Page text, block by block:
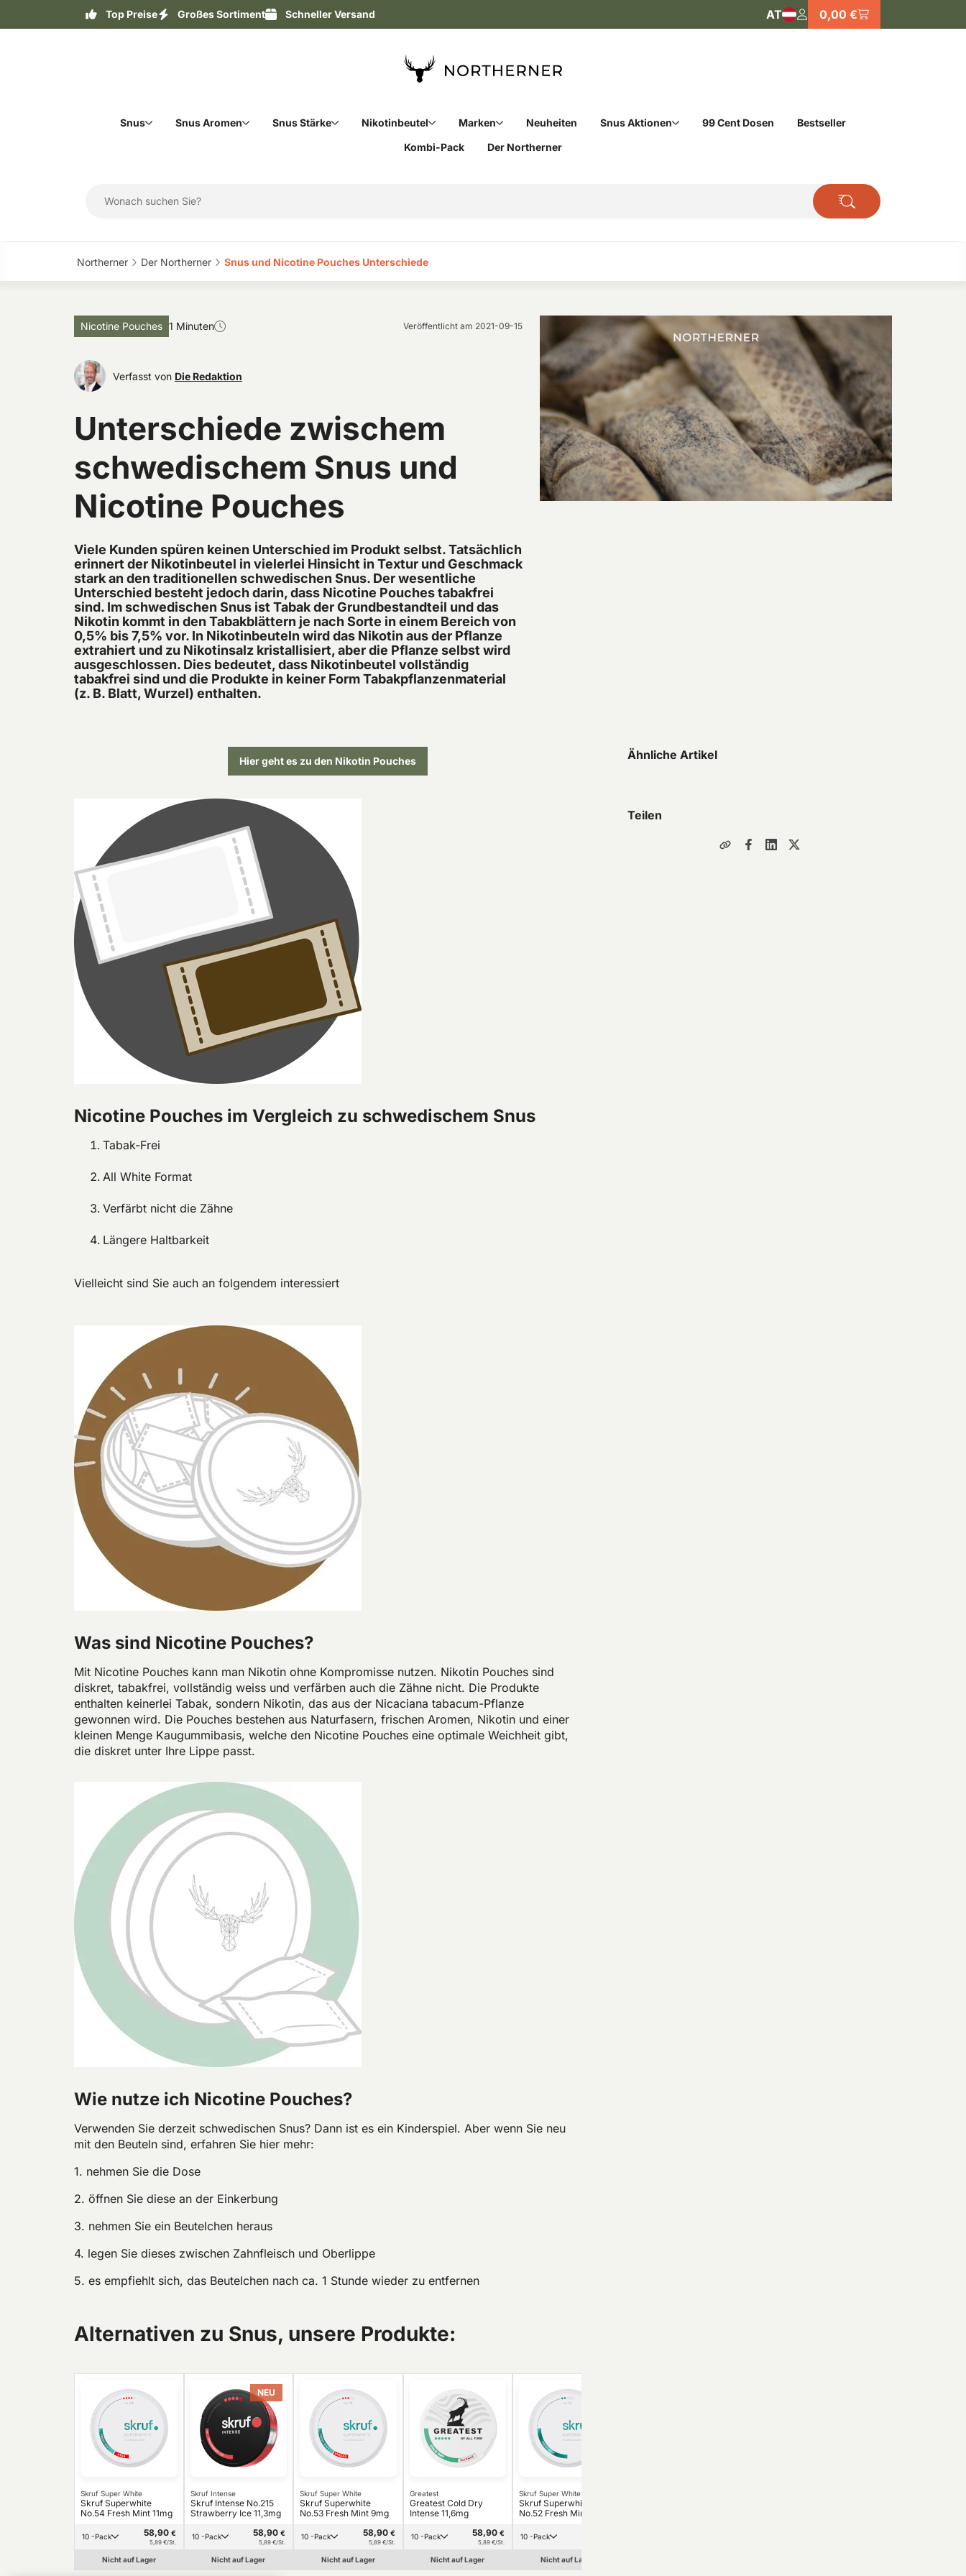
Top Preise Großes Sortiment Schneller Versand AT 0,00 €
Snus Snus Aromen Snus Stärke Nikotinbeutel Marken Neuheiten Snus Aktionen 99 Cent Dosen
Bestseller
Kombi-Pack
Der Northerner
Northerner‎ Der Northerner‎ Snus und Nicotine Pouches Unterschiede‎
Nicotine Pouches 1 Minuten Veröffentlicht am 2021-09-15
Verfasst von Die Redaktion
Unterschiede zwischem
schwedischem Snus und
Nicotine Pouches
Viele Kunden spüren keinen Unterschied im Produkt selbst. Tatsächlich
erinnert der Nikotinbeutel in vielerlei Hinsicht in Textur und Geschmack
stark an den traditionellen schwedischen Snus. Der wesentliche
Unterschied besteht jedoch darin, dass Nicotine Pouches tabakfrei
sind. Im schwedischen Snus ist Tabak der Grundbestandteil und das
Nikotin kommt in den Tabakblättern je nach Sorte in einem Bereich von
0,5% bis 7,5% vor. In Nikotinbeuteln wird das Nikotin aus der Pflanze
extrahiert und zu Nikotinsalz kristallisiert, aber die Pflanze selbst wird
ausgeschlossen. Dies bedeutet, dass Nikotinbeutel vollständig
tabakfrei sind und die Produkte in keiner Form Tabakpflanzenmaterial
(z. B. Blatt, Wurzel) enthalten.
Hier geht es zu den Nikotin Pouches
Nicotine Pouches im Vergleich zu schwedischem Snus
Tabak-Frei
All White Format
Verfärbt nicht die Zähne
Längere Haltbarkeit
Vielleicht sind Sie auch an folgendem interessiert
Was sind Nicotine Pouches?
Mit Nicotine Pouches kann man Nikotin ohne Kompromisse nutzen. Nikotin Pouches sind
diskret, tabakfrei, vollständig weiss und verfärben auch die Zähne nicht. Die Produkte
enthalten keinerlei Tabak, sondern Nikotin, das aus der Nicaciana tabacum-Pflanze
gewonnen wird. Die Pouches bestehen aus Naturfasern, frischen Aromen, Nikotin und einer
kleinen Menge Kaugummibasis, welche den Nicotine Pouches eine optimale Weichheit gibt,
die diskret unter Ihre Lippe passt.
Wie nutze ich Nicotine Pouches?
Verwenden Sie derzeit schwedischen Snus? Dann ist es ein Kinderspiel. Aber wenn Sie neu
mit den Beuteln sind, erfahren Sie hier mehr:
1. nehmen Sie die Dose
2. öffnen Sie diese an der Einkerbung
3. nehmen Sie ein Beutelchen heraus
4. legen Sie dieses zwischen Zahnfleisch und Oberlippe
5. es empfiehlt sich, das Beutelchen nach ca. 1 Stunde wieder zu entfernen
Alternativen zu Snus, unsere Produkte:
Skruf Super White
Skruf Superwhite
No.54 Fresh Mint 11mg
10 -Pack 58,90 €
5,89 €/St.
Nicht auf Lager
NEU
Skruf Intense
Skruf Intense No.215
Strawberry Ice 11,3mg
10 -Pack 58,90 €
5,89 €/St.
Nicht auf Lager
Skruf Super White
Skruf Superwhite
No.53 Fresh Mint 9mg
10 -Pack 58,90 €
5,89 €/St.
Nicht auf Lager
Greatest
Greatest Cold Dry
Intense 11,6mg
10 -Pack 58,90 €
5,89 €/St.
Nicht auf Lager
Skruf Super White
Skruf Superwhite
No.52 Fresh Mint 6mg
10 -Pack
Nicht auf Lager
Ähnliche Artikel
Teilen